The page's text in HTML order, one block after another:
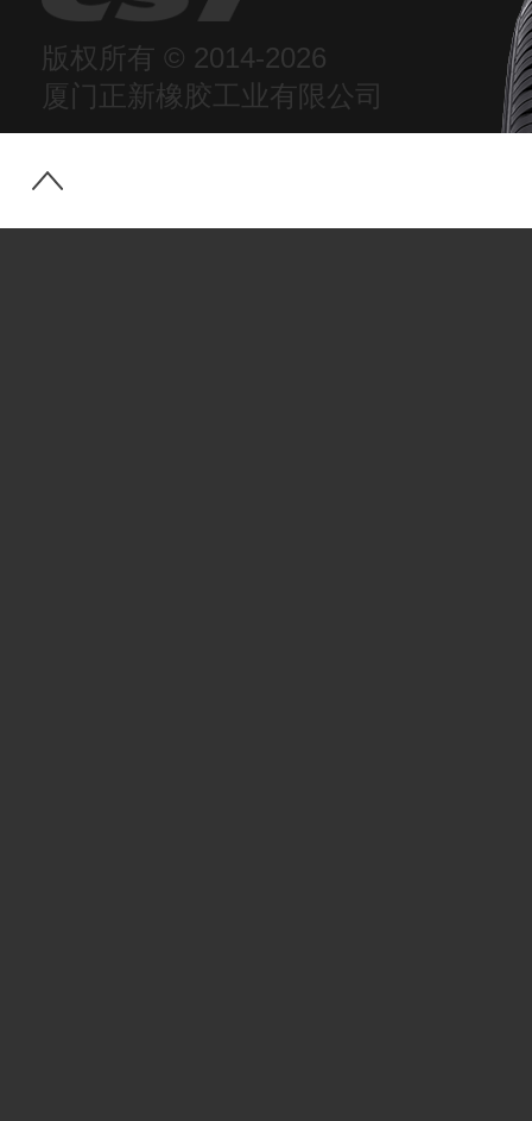
版权所有 © 2014-2026
厦门正新橡胶工业有限公司